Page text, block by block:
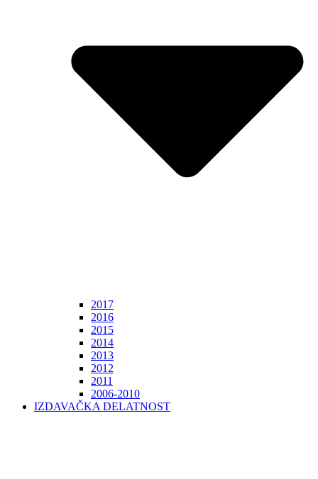
2017
2016
2015
2014
2013
2012
2011
2006-2010
IZDAVAČKA DELATNOST